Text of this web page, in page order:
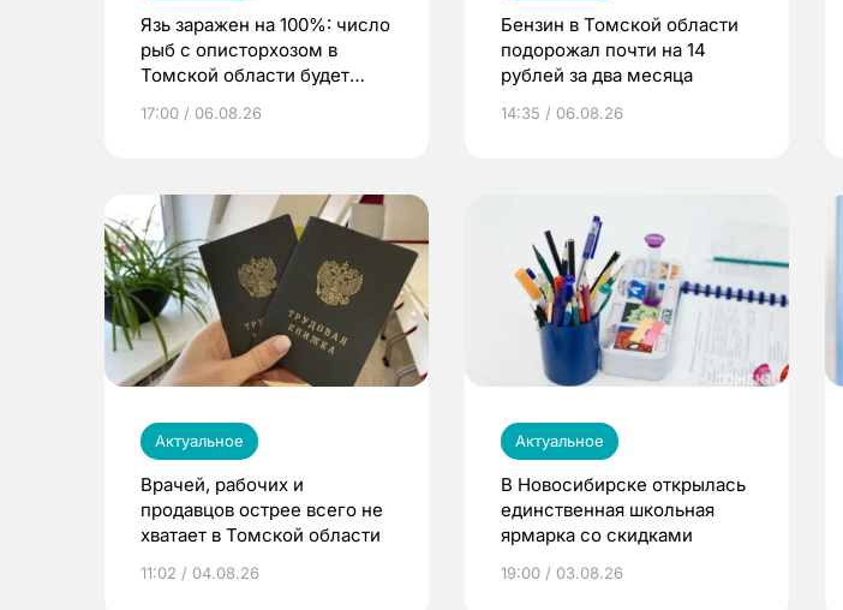
Язь заражен на 100%: число
рыб с описторхозом в
Томской области будет
17:00 / 06.08.26
Бензин в Томской области
подорожал почти на 14
рублей за два месяца
14:35 / 06.08.26
Актуальное
Врачей, рабочих и
продавцов острее всего не
хватает в Томской области
11:02 / 04.08.26
Актуальное
В Новосибирске открылась
единственная школьная
ярмарка со скидками
19:00 / 03.08.26